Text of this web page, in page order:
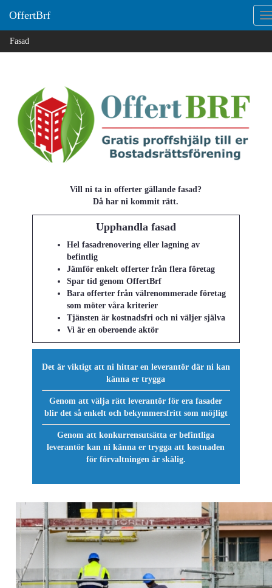
OffertBrf
Fasad
Vill ni ta in offerter gällande fasad?
Då har ni kommit rätt.
Upphandla fasad
Hel fasadrenovering eller lagning av
befintlig
Jämför enkelt offerter från flera företag
Spar tid genom OffertBrf
Bara offerter från välrenommerade företag
som möter våra kriterier
Tjänsten är kostnadsfri och ni väljer själva
Vi är en oberoende aktör
Det är viktigt att ni hittar en leverantör där ni kan
känna er trygga
Genom att välja rätt leverantör för era fasader
blir det så enkelt och bekymmersfritt som möjligt
Genom att konkurrensutsätta er befintliga
leverantör kan ni känna er trygga att kostnaden
för förvaltningen är skälig.